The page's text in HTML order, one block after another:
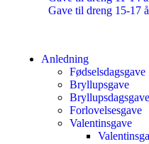
Gave til dreng 15-17
Anledning
Fødselsdagsgave
Bryllupsgave
Bryllupsdagsgave
Forlovelsesgave
Valentinsgave